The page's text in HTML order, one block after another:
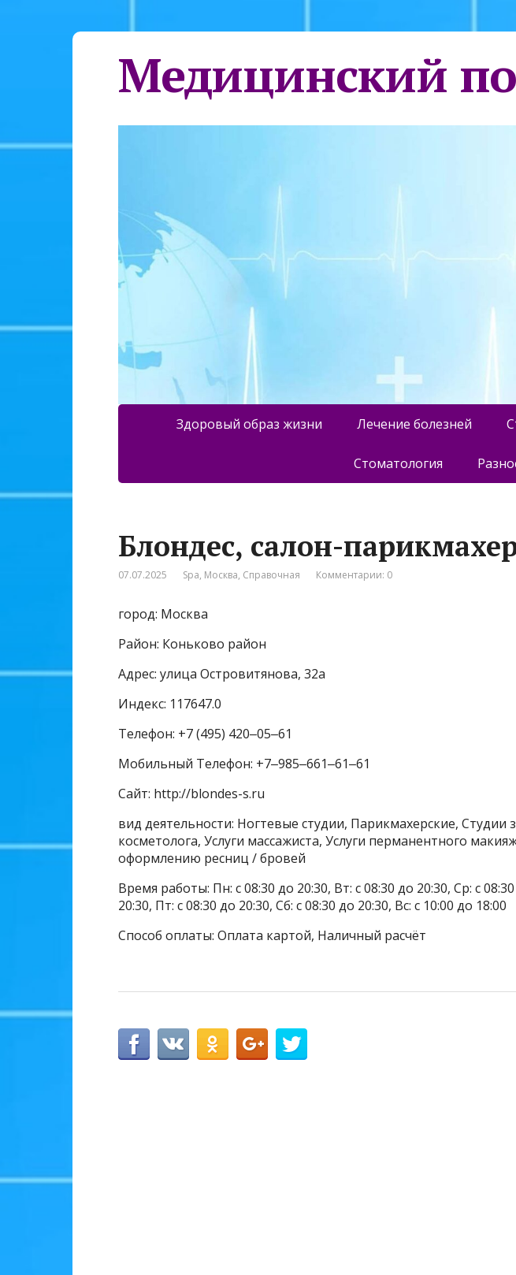
Медицинский
Здоровый образ жизни Лечение болезней
Стоматология
Блондес, салон-
07.07.2025 Spa, Москва, Справочная Комментарии: 0
город: Москва
Район: Коньково район
Адрес: улица Островитянова, 32а
Индекс: 117647.0
Телефон: +7 (495) 420‒05‒61
Мобильный Телефон: +7‒985‒661‒61‒61
Сайт: http://blondes-s.ru
вид деятельности: Ногтевые студии, Парикмахерские, Студии
косметолога, Услуги массажиста, Услуги перманентного
оформлению ресниц / бровей
Время работы: Пн: с 08:30 до 20:30, Вт: с 08:30 до 20:30, Ср: с
20:30, Пт: с 08:30 до 20:30, Сб: с 08:30 до 20:30, Вс: с 10:00 до 18:00
Способ оплаты: Оплата картой, Наличный расчёт